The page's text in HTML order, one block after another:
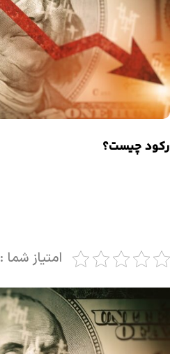
رکود چیست؟
امتیاز شما : post